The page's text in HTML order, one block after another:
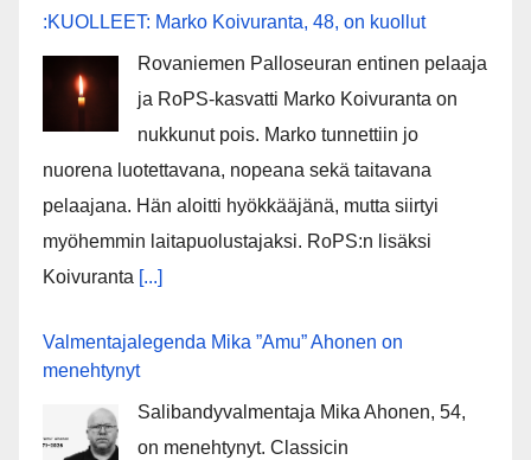
:KUOLLEET: Marko Koivuranta, 48, on kuollut
Rovaniemen Palloseuran entinen pelaaja
ja RoPS-kasvatti Marko Koivuranta on
nukkunut pois. Marko tunnettiin jo
nuorena luotettavana, nopeana sekä taitavana
pelaajana. Hän aloitti hyökkääjänä, mutta siirtyi
myöhemmin laitapuolustajaksi. RoPS:n lisäksi
Koivuranta [...]
Valmentajalegenda Mika ”Amu” Ahonen on
menehtynyt
Salibandyvalmentaja Mika Ahonen, 54,
on menehtynyt. Classicin